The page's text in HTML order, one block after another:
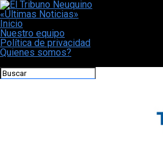
«Últimas Noticias»
Inicio
Nuestro equipo
Política de privacidad
Quienes somos?